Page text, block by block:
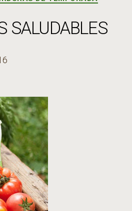
SALUDABLES